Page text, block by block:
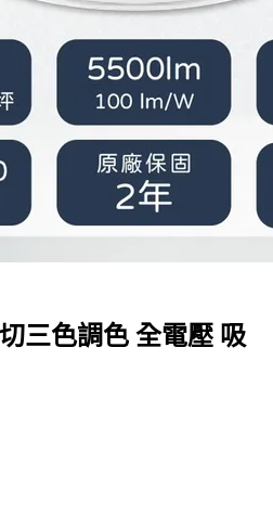
三色調色 全電壓 吸